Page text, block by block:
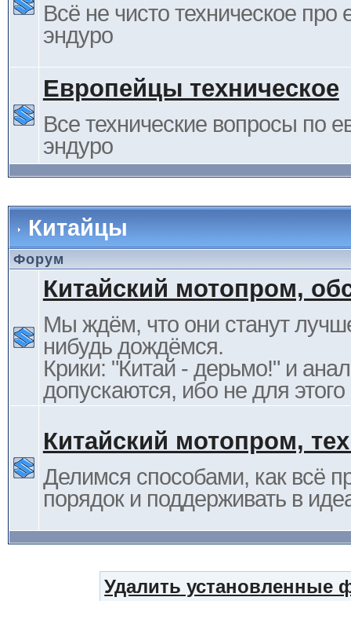
Всё не чисто техническое про
эндуро
Европейцы техническое
Все технические вопросы по
эндуро
Китайцы
Форум
Китайский мотопром,
Мы ждём, что они станут
нибудь дождёмся.
Крики: "Китай - дерьмо!" и
допускаются, ибо не для
Китайский мотопром,
Делимся способами, как всё
порядок и поддерживать в
Удалить установленные